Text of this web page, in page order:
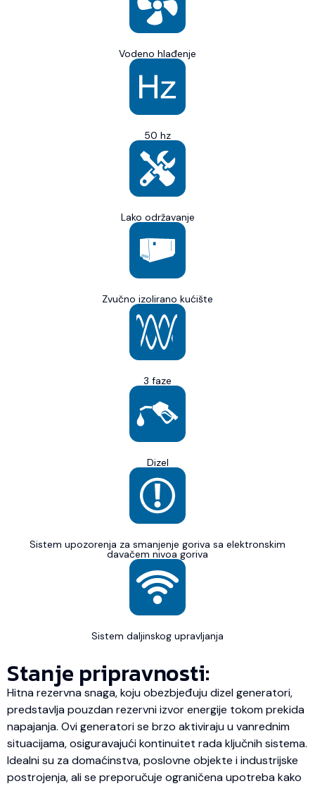
Vodeno hlađenje
50 hz
Lako održavanje
Zvučno izolirano kućište
3 faze
Dizel
Sistem upozorenja za smanjenje goriva sa elektronskim
davačem nivoa goriva
Sistem daljinskog upravljanja
Stanje pripravnosti:
Hitna rezervna snaga, koju obezbjeđuju dizel generatori,
predstavlja pouzdan rezervni izvor energije tokom prekida
napajanja. Ovi generatori se brzo aktiviraju u vanrednim
situacijama, osiguravajući kontinuitet rada ključnih sistema.
Idealni su za domaćinstva, poslovne objekte i industrijske
postrojenja, ali se preporučuje ograničena upotreba kako